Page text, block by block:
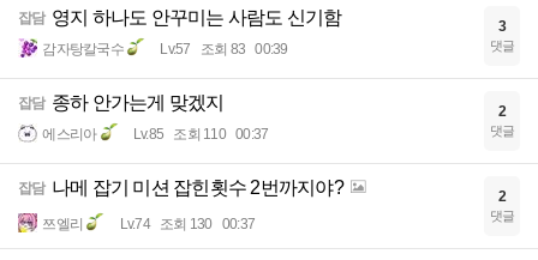
잡담 영지 하나도 안꾸미는 사람도 신기함
감자탕칼국수 Lv.57 조회 83 00:39
3
댓글
잡담 종하 안가는게 맞겠지
에스리아 Lv.85 조회 110 00:37
2
댓글
잡담 나메 잡기 미션 잡힌횟수 2번까지야?
쯔엘리 Lv.74 조회 130 00:37
2
댓글